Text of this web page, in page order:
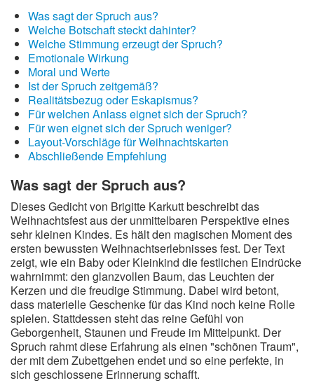
Was sagt der Spruch aus?
Welche Botschaft steckt dahinter?
Welche Stimmung erzeugt der Spruch?
Emotionale Wirkung
Moral und Werte
Ist der Spruch zeitgemäß?
Realitätsbezug oder Eskapismus?
Für welchen Anlass eignet sich der Spruch?
Für wen eignet sich der Spruch weniger?
Layout-Vorschläge für Weihnachtskarten
Abschließende Empfehlung
Was sagt der Spruch aus?
Dieses Gedicht von Brigitte Karkutt beschreibt das
Weihnachtsfest aus der unmittelbaren Perspektive eines
sehr kleinen Kindes. Es hält den magischen Moment des
ersten bewussten Weihnachtserlebnisses fest. Der Text
zeigt, wie ein Baby oder Kleinkind die festlichen Eindrücke
wahrnimmt: den glanzvollen Baum, das Leuchten der
Kerzen und die freudige Stimmung. Dabei wird betont,
dass materielle Geschenke für das Kind noch keine Rolle
spielen. Stattdessen steht das reine Gefühl von
Geborgenheit, Staunen und Freude im Mittelpunkt. Der
Spruch rahmt diese Erfahrung als einen "schönen Traum",
der mit dem Zubettgehen endet und so eine perfekte, in
sich geschlossene Erinnerung schafft.